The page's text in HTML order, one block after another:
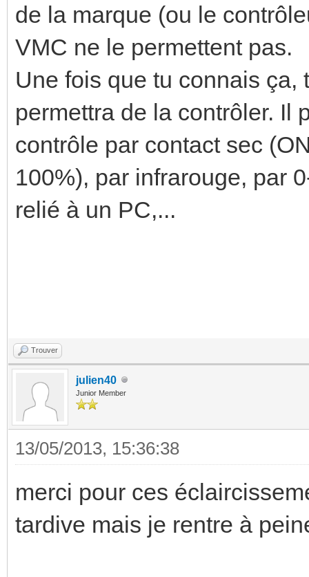
de la marque (ou le
VMC ne le permettent pas.
Une fois que tu connais
permettra de la contrôler. Il
contrôle par contact sec
100%), par infrarouge, par
relié à un PC,...
Trouver
julien40
Junior Member
13/05/2013, 15:36:38
merci pour ces
tardive mais je rentre à